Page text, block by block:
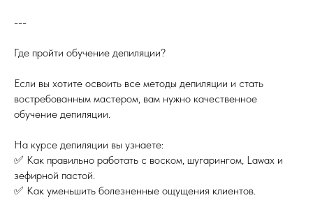
---
Где пройти обучение депиляции?
Если вы хотите освоить все методы депиляции и стать
востребованным мастером, вам нужно качественное
обучение депиляции.
На курсе депиляции вы узнаете:
✅ Как правильно работать с воском, шугарингом, Lawax и
зефирной пастой.
✅ Как уменьшить болезненные ощущения клиентов.